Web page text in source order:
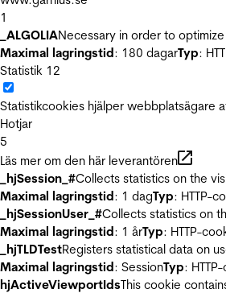
1
_ALGOLIANecessary in order to
Maximal lagringstid: 180 dagarTyp:
Statistik 12
Statistikcookies hjälper webbplatsägare
Hotjar
5
Läs mer om den här leverantören
_hjSession_#Collects statistics on the
Maximal lagringstid: 1 dagTyp: HTTP-
_hjSessionUser_#Collects statistics on
Maximal lagringstid: 1 årTyp: HTTP-
_hjTLDTestRegisters statistical data on
Maximal lagringstid: SessionTyp:
hjActiveViewportIdsThis cookie